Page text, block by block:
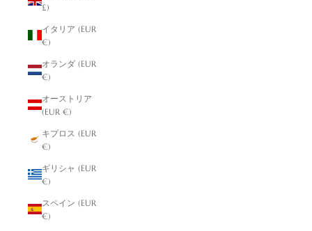
£)
イタリア (EUR
€)
オランダ (EUR
€)
オーストリア
(EUR €)
キプロス (EUR
€)
ギリシャ (EUR
€)
スペイン (EUR
€)